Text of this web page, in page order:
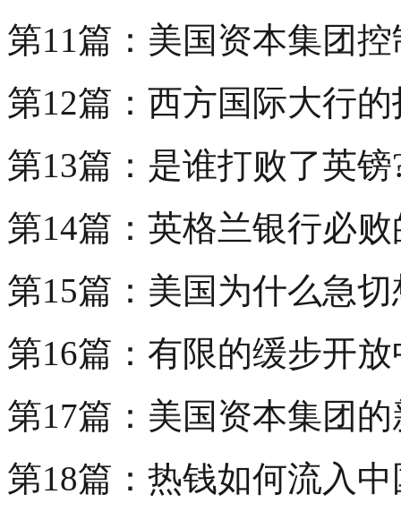
第11篇：美国资本集团
第12篇：西方国际大行
第13篇：是谁打败了英镑
第14篇：英格兰银行必
第15篇：美国为什么急
第16篇：有限的缓步开
第17篇：美国资本集团
第18篇：热钱如何流入